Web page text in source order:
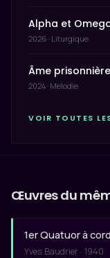
Alpha et
2026 · Liturgique
Âme
2024 · Melodie
VOIR TOUTES
Œuvres du
1er Quatuor à
Yves Baudrier · 1940